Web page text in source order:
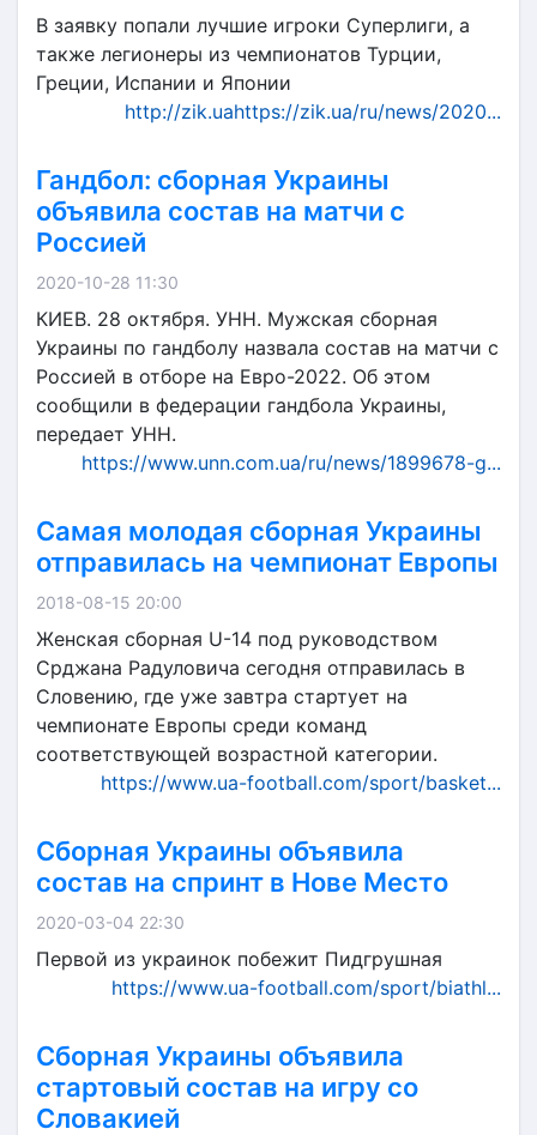
В заявку попали лучшие игроки Суперлиги, а
также легионеры из чемпионатов Турции,
Греции, Испании и Японии
http://zik.uahttps://zik.ua/ru/news/2020...
Гандбол: сборная Украины
объявила состав на матчи с
Россией
2020-10-28 11:30
КИЕВ. 28 октября. УНН. Мужская сборная
Украины по гандболу назвала состав на матчи с
Россией в отборе на Евро-2022. Об этом
сообщили в федерации гандбола Украины,
передает УНН.
https://www.unn.com.ua/ru/news/1899678-g...
Самая молодая сборная Украины
отправилась на чемпионат Европы
2018-08-15 20:00
Женская сборная U-14 под руководством
Срджана Радуловича сегодня отправилась в
Словению, где уже завтра стартует на
чемпионате Европы среди команд
соответствующей возрастной категории.
https://www.ua-football.com/sport/basket...
Сборная Украины объявила
состав на спринт в Нове Место
2020-03-04 22:30
Первой из украинок побежит Пидгрушная
https://www.ua-football.com/sport/biathl...
Сборная Украины объявила
стартовый состав на игру со
Словакией